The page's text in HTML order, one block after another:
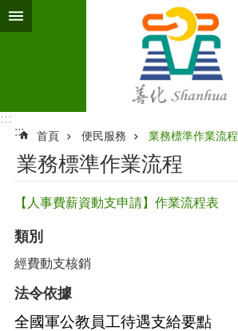
跳到主要內容區塊
:::
:::
首頁 便民服務 業務標準作業流程‭
業務標準作業流程‭
【人事費薪資動支申請】作業流程表
類別
經費動支核銷
法令依據
全國軍公教員工待遇支給要點